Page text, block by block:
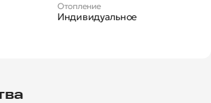
Отопление
Индивидуальное